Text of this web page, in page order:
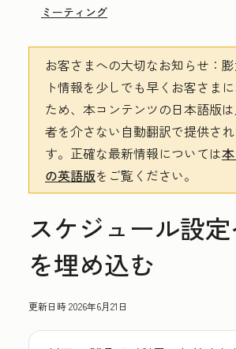
ミーティング
お客さまへの大切なお知らせ ：
ト情報を少しでも早くお客さま
ため、本コンテンツの日本語版
者を介さない自動翻訳で提供さ
す。 正確な最新情報については
の英語版をご覧ください。
スケジュール設
を埋め込む
更新日時2026年6月21日